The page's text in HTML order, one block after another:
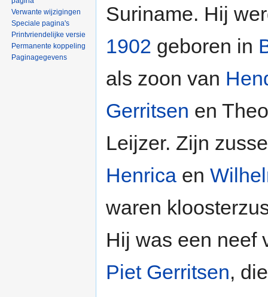
Suriname. Hij
1902 geboren in
als zoon van
Gerritsen en
Leijzer. Zijn
Henrica en
waren
Hij was een neef
Piet Gerritsen,
Verwante wijzigingen
Speciale pagina's
Printvriendelijke versie
Permanente koppeling
Paginagegevens